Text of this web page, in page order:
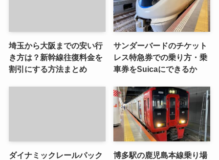
埼玉から大阪までの安い行
き方は？新幹線往復料金を
割引にする方法まとめ
サンダーバードのチケット
レス特急券での乗り方・乗
車券をSuicaにできるか
ダイナミックレールパック
博多駅の鹿児島本線乗り場